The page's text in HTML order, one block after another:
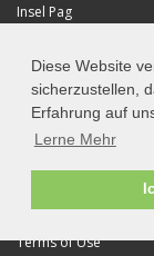
Diese Website
sicherzustellen,
Erfahrung auf
Lerne Mehr
Insel Pag
Luxury Villas in Croatia
Travel partners
About
Terms of Use